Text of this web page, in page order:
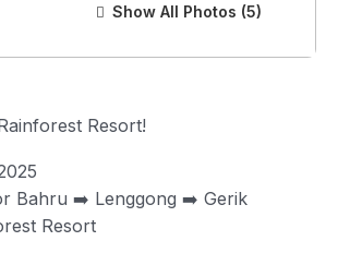
Show All Photos
Resort!
Bahru ➡️ Lenggong ➡️ Gerik
Resort